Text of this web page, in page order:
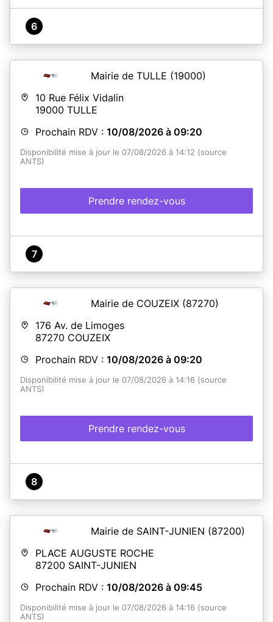
6
Mairie de TULLE (19000)
10 Rue Félix Vidalin
19000 TULLE
Prochain RDV : 10/08/2026 à 09:20
Disponibilité mise à jour le 07/08/2026 à 14:12 (source
ANTS)
Prendre rendez-vous
7
Mairie de COUZEIX (87270)
176 Av. de Limoges
87270 COUZEIX
Prochain RDV : 10/08/2026 à 09:20
Disponibilité mise à jour le 07/08/2026 à 14:16 (source
ANTS)
Prendre rendez-vous
8
Mairie de SAINT-JUNIEN (87200)
PLACE AUGUSTE ROCHE
87200 SAINT-JUNIEN
Prochain RDV : 10/08/2026 à 09:45
Disponibilité mise à jour le 07/08/2026 à 14:16 (source
ANTS)